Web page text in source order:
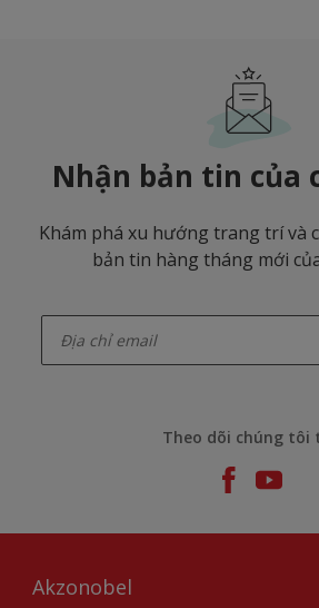
Nhận bản tin của
Khám phá xu hướng trang trí và
bản tin hàng tháng mới
Theo dõi chúng tôi
Akzonobel